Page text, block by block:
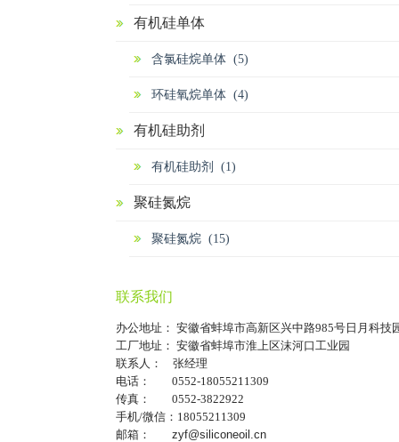
有机硅单体
含氯硅烷单体 (5)
环硅氧烷单体 (4)
有机硅助剂
有机硅助剂 (1)
聚硅氮烷
聚硅氮烷 (15)
联系我们
办公地址： 安徽省蚌埠市高新区兴中路985号日月科技
工厂地址： 安徽省蚌埠市淮上区沫河口工业园
联系人： 张经理
电话： 0552-18055211309
传真： 0552-3822922
手机/微信：18055211309
邮箱： zyf@siliconeoil.cn